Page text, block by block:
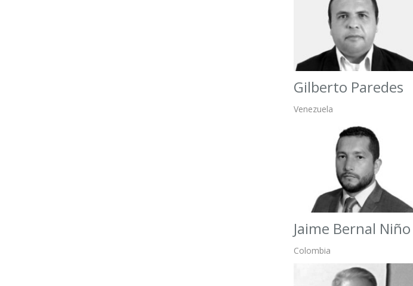
Gilberto Paredes
Venezuela
Jaime Bernal Niño
Colombia